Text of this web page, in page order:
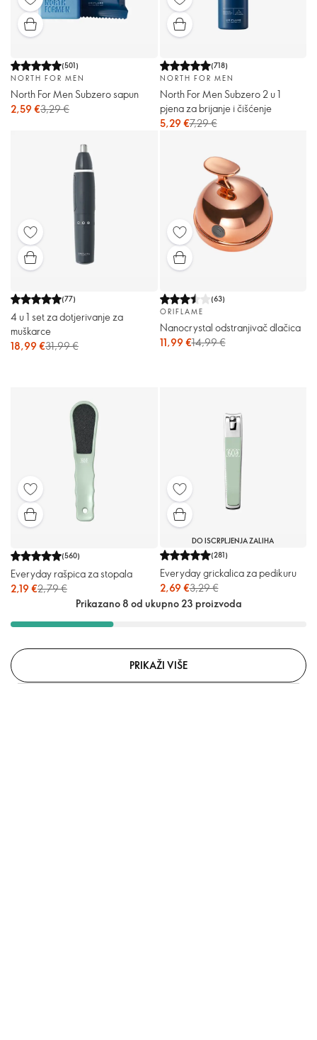
(501)
NORTH FOR MEN
North For Men Subzero sapun
2,59 €3,29 €
(718)
NORTH FOR MEN
North For Men Subzero 2 u 1
pjena za brijanje i čišćenje
5,29 €7,29 €
(77)
4 u 1 set za dotjerivanje za
muškarce
18,99 €31,99 €
(63)
ORIFLAME
Nanocrystal odstranjivač dlačica
11,99 €14,99 €
(560)
Everyday rašpica za stopala
2,19 €2,79 €
DO ISCRPLJENJA ZALIHA
(281)
Everyday grickalica za pedikuru
2,69 €3,29 €
Prikazano 8 od ukupno 23 proizvoda
PRIKAŽI VIŠE